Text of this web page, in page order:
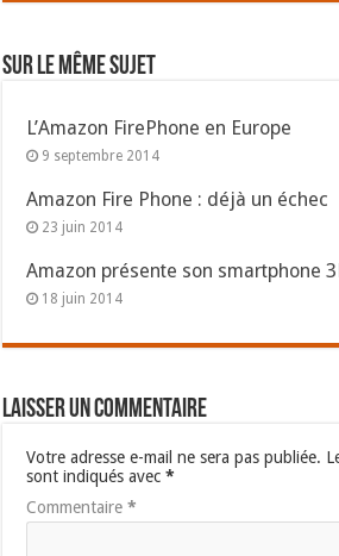
Sur le même sujet
L’Amazon FirePhone en Europe
9 septembre 2014
Amazon Fire Phone : déjà un échec
23 juin 2014
Amazon présente son smartphone
18 juin 2014
Laisser un commentaire
Votre adresse e-mail ne sera pas publiée.
sont indiqués avec*
Commentaire*